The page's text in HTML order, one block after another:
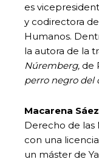
es
y codirectora
Humanos.
la autora de la
Núremberg, de
perro negro del
Macarena
Derecho de las
con una
un máster de